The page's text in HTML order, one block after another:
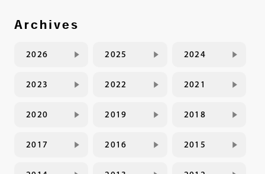
Archives
2026 2025 2024
2023 2022 2021
2020 2019 2018
2017 2016 2015